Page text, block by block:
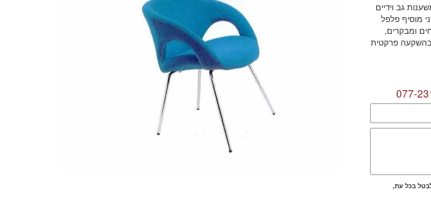
גב וידיים
מוסיף פלפל
ומבקרים,
בהשקעה פרקטית
077-
בכל עת,